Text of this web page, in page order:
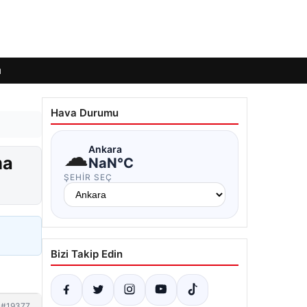
Hava Durumu
☁Ankara
NaN°C
ŞEHIR SEÇ
Bizi Takip Edin